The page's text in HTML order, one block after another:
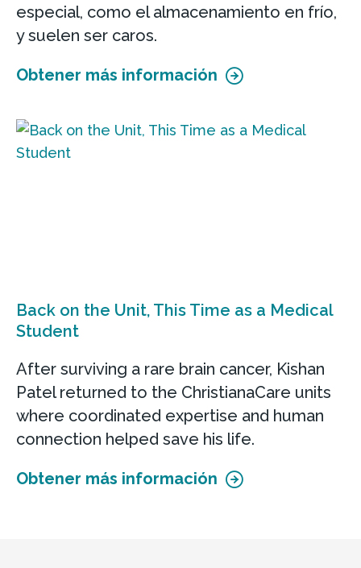
especial, como el almacenamiento en frío,
y suelen ser caros.
Obtener más información
Back on the Unit, This Time as a Medical
Student
After surviving a rare brain cancer, Kishan
Patel returned to the ChristianaCare units
where coordinated expertise and human
connection helped save his life.
Obtener más información